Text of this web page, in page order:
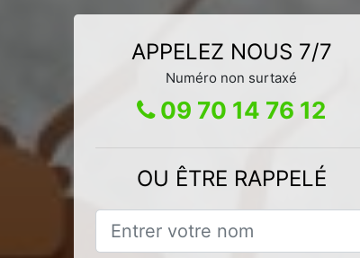
APPELEZ NOUS 7/7
Numéro non surtaxé
09 70 14 76 12
OU ÊTRE RAPPELÉ